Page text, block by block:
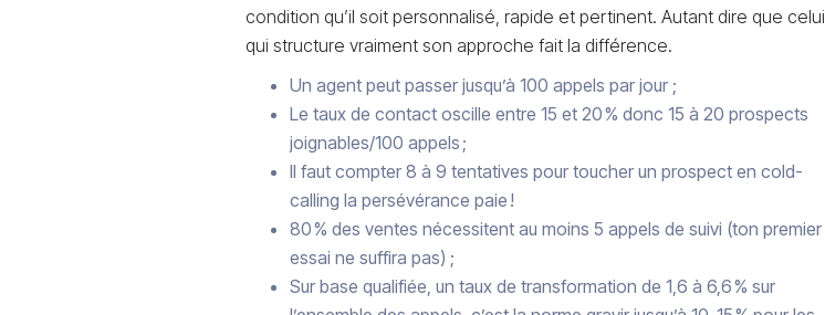
condition qu’il soit personnalisé, rapide et pertinent. Autant dire que celui
qui structure vraiment son approche fait la différence.
Un agent peut passer jusqu’à 100 appels par jour ;
Le taux de contact oscille entre 15 et 20 % donc 15 à 20 prospects
joignables/100 appels ;
Il faut compter 8 à 9 tentatives pour toucher un prospect en cold-
calling la persévérance paie !
80 % des ventes nécessitent au moins 5 appels de suivi (ton premier
essai ne suffira pas) ;
Sur base qualifiée, un taux de transformation de 1,6 à 6,6 % sur